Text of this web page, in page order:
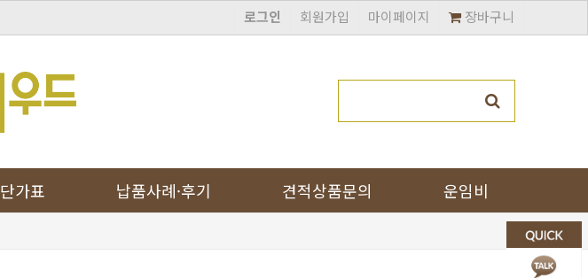
장바구니
마이페이지
회원가입
로그인
운임비
견적상품문의
납품사례·후기
단가표